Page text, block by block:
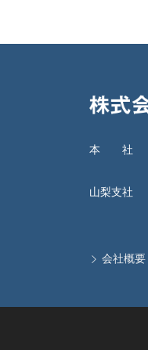
本社
山梨支社
会社概要